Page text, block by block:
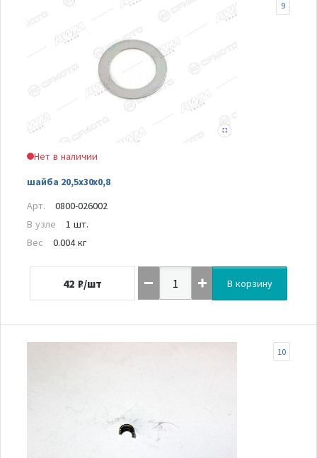
Нет в наличии
шайба 20,5х30х0,8
9
Арт.
0800-026002
В узле
1 шт.
Вес
0.004 кг
42 ₽/шт В корзину
10